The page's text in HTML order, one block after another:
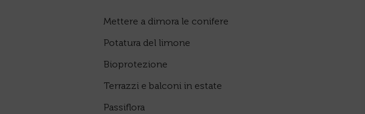
Mettere a dimora le conifere
Potatura del limone
Bioprotezione
Terrazzi e balconi in estate
Passiflora